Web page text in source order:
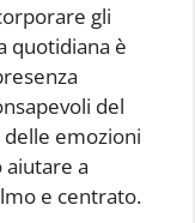
gli
quotidiana è
del
emozioni
a
e centrato.